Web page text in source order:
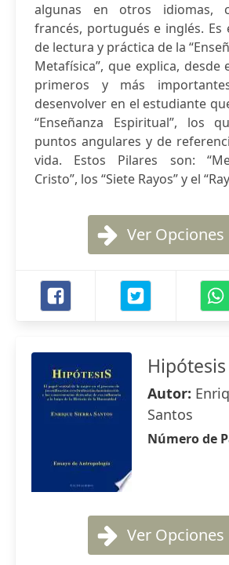
algunas en otros idiomas,
francés, portugués e inglés.
de lectura y práctica de la
Metafísica”, que explica, desde
primeros y más
desenvolver en el estudiante
“Enseñanza Espiritual”, los
puntos angulares y de
vida. Estos Pilares son:
Cristo”, los “Siete Rayos” y el
Ver Opciones
Hipótesis
Autor:
Santos
Número de
Ver Opciones